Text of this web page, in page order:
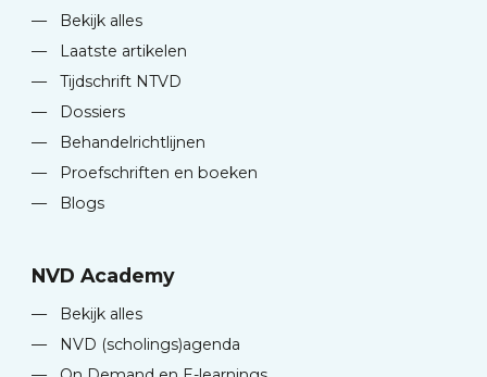
—
Bekijk alles
—
Laatste artikelen
—
Tijdschrift NTVD
—
Dossiers
—
Behandelrichtlijnen
—
Proefschriften en boeken
—
Blogs
NVD Academy
—
Bekijk alles
—
NVD (scholings)agenda